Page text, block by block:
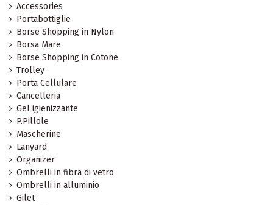
Accessories
Portabottiglie
Borse Shopping in Nylon
Borsa Mare
Borse Shopping in Cotone
Trolley
Porta Cellulare
Cancelleria
Gel igienizzante
P.Pillole
Mascherine
Lanyard
Organizer
Ombrelli in fibra di vetro
Ombrelli in alluminio
Gilet